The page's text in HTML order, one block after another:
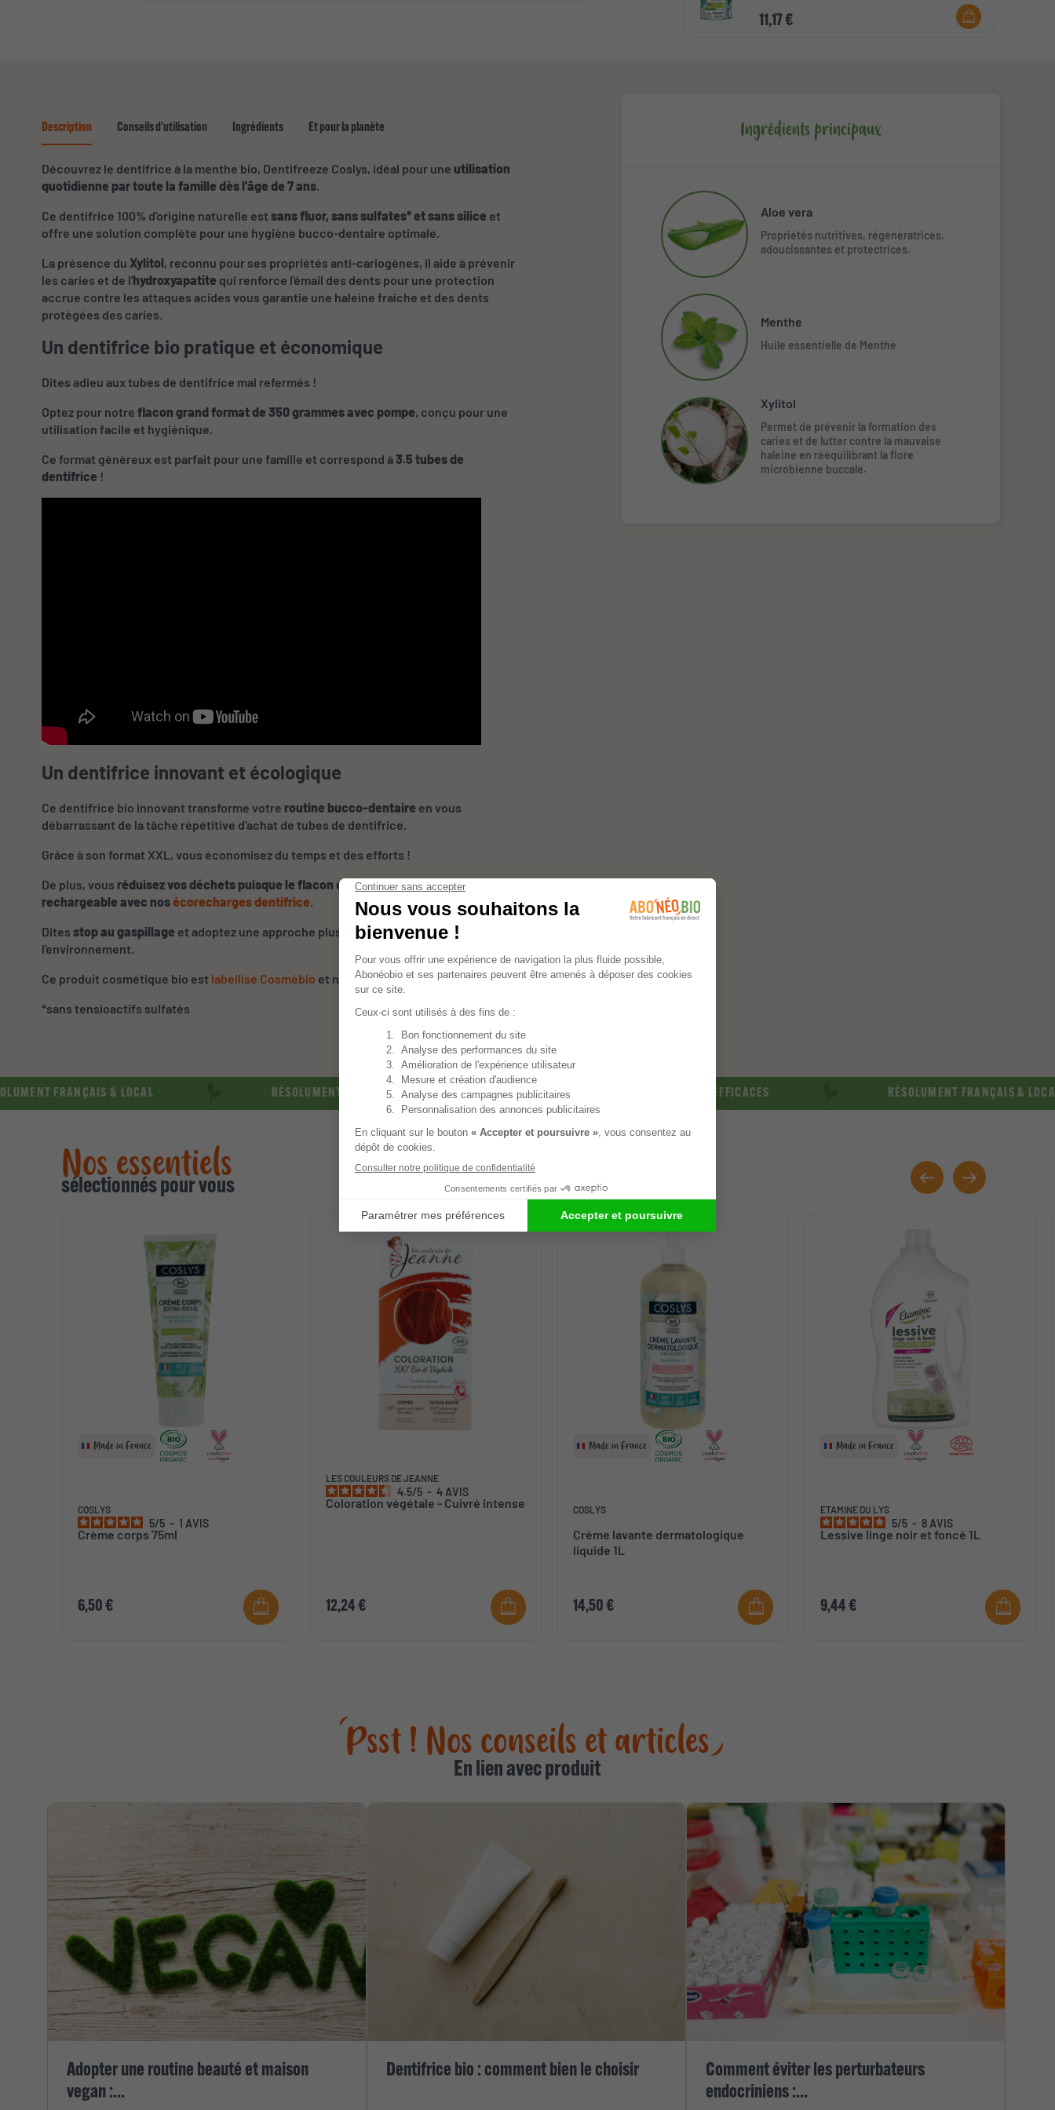
11,17 €
Description Conseils d'utilisation Ingrédients Et pour la planète
Découvrez le dentifrice à la menthe bio, Dentifreeze Coslys, idéal pour une utilisation
quotidienne par toute la famille dès l'âge de 7 ans.
Ce dentifrice 100% d'origine naturelle est sans fluor, sans sulfates* et sans siliceet
offre une solution complète pour une hygiène bucco-dentaire optimale.
La présence du Xylitol, reconnu pour ses propriétés anti-cariogènes, il aide à prévenir
les caries et de l'hydroxyapatitequi renforce l'émail des dents pour une protection
accrue contre les attaques acides vous garantie une haleine fraîche et des dents
protégées des caries.
Un dentifrice bio pratique et économique
Dites adieu aux tubes de dentifrice mal refermés !
Optez pour notre flacon grand format de 350 grammes avec pompe, conçu pour une
utilisation facile et hygiénique.
Ce format généreux est parfait pour une famille et correspond à3.5 tubes de
dentifrice!
Un dentifrice innovant et écologique
Ce dentifrice bio innovant transforme votre routine bucco-dentaireen vous
débarrassant de la tâche répétitive d'achat de tubes de dentifrice.
Grâce à son format XXL, vous économisez du temps et des efforts !
De plus, vous réduisez vos déchets puisque le flacon en plastique 100% recyclé est
rechargeable avec nosécorecharges dentifrice.
Dites stop au gaspillageet adoptez une approche plus durable et respectueuse de
l'environnement.
Ce produit cosmétique bio est labellisé Cosmébio et non testé sur animaux.
*sans tensioactifs sulfatés
Ingrédients principaux
Aloe vera
Propriétés nutritives, régénératrices,
adoucissantes et protectrices.
Menthe
Huile essentielle de Menthe
Xylitol
Permet de prévenir la formation des
caries et de lutter contre la mauvaise
haleine en rééquilibrant la flore
microbienne buccale.
FRANÇAIS & LOCAL RÉSOLUMENT ENGAGÉES & CERTIFIÉES RÉSOLUMENT SAINS & EFFICACES RÉSOLUMENT FRANÇAIS & LOCAL
Nos essentiels
sélectionnés pour vous
Made in France
COSLYS
5/5 - 1 AVIS
Crème corps 75ml
6,50 €
LES COULEURS DE JEANNE
4.5/5 - 4 AVIS
Coloration végétale - Cuivré intense
12,24 €
Made in France
COSLYS
Crème lavante dermatologique
liquide 1L
14,50 €
Made in France
ETAMINE DU LYS
5/5 - 8 AVIS
Lessive linge noir et foncé 1L
9,44 €
Psst ! Nos conseils et articles
En lien avec produit
Adopter une routine beauté et maison
vegan :...
Dentifrice bio : comment bien le choisir
Comment éviter les perturbateurs
endocriniens :...